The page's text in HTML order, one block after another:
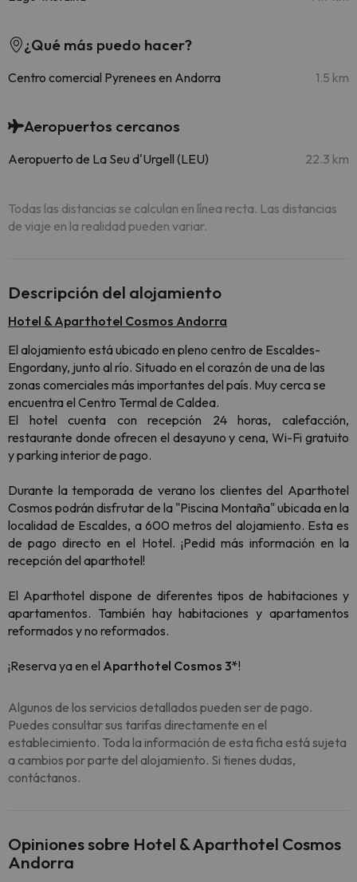
¿Qué más puedo hacer?
Centro comercial Pyrenees en Andorra 1.5 km
Aeropuertos cercanos
Aeropuerto de La Seu d'Urgell (LEU) 22.3 km
Todas las distancias se calculan en línea recta. Las distancias
de viaje en la realidad pueden variar.
Descripción del alojamiento
Hotel & Aparthotel Cosmos Andorra
El alojamiento está ubicado en pleno centro de Escaldes-
Engordany, junto al río. Situado en el corazón de una de las
zonas comerciales más importantes del país. Muy cerca se
encuentra el Centro Termal de Caldea.
El hotel cuenta con recepción 24 horas, calefacción,
restaurante donde ofrecen el desayuno y cena, Wi-Fi gratuito
y parking interior de pago.
Durante la temporada de verano los clientes del Aparthotel
Cosmos podrán disfrutar de la "Piscina Montaña" ubicada en la
localidad de Escaldes, a 600 metrosdel alojamiento. Esta es
de pago directo en el Hotel. ¡Pedid más información en la
recepción del aparthotel!
El Aparthotel dispone de diferentes tipos de habitaciones y
apartamentos. También hay habitaciones y apartamentos
reformados y no reformados.
¡Reserva ya en el Aparthotel Cosmos 3*!
Algunos de los servicios detallados pueden ser de pago.
Puedes consultar sus tarifas directamente en el
establecimiento. Toda la información de esta ficha está sujeta
a cambios por parte del alojamiento. Si tienes dudas,
contáctanos.
Opiniones sobre Hotel & Aparthotel Cosmos
Andorra